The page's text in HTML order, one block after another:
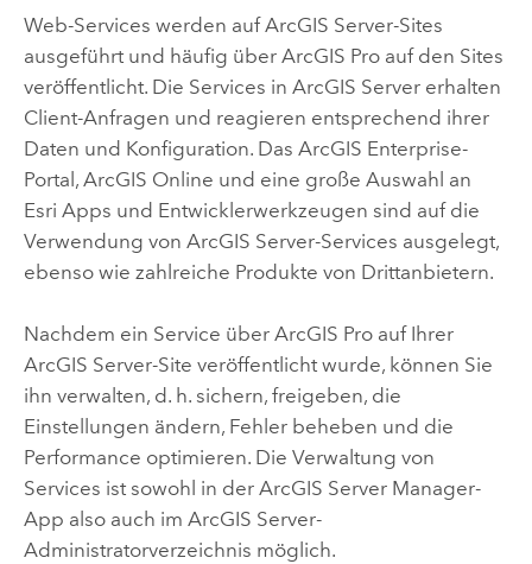
Web-Services werden aufArcGIS Server-Sites
ausgeführt und häufig über ArcGIS Proauf den Sites
veröffentlicht. Die Services in ArcGIS Servererhalten
Client-Anfragen und reagieren entsprechend ihrer
Daten und Konfiguration. Das ArcGIS Enterprise-
Portal, ArcGIS Online und eine große Auswahl an
Esri Apps und Entwicklerwerkzeugen sind auf die
Verwendung von ArcGIS Server-Services ausgelegt,
ebenso wie zahlreiche Produkte von Drittanbietern.
Nachdem ein Service über ArcGIS Proauf Ihrer
ArcGIS Server-Site veröffentlicht wurde, können Sie
ihn verwalten, d. h. sichern, freigeben, die
Einstellungen ändern, Fehler beheben und die
Performance optimieren. Die Verwaltung von
Services ist sowohl in der ArcGIS ServerManager-
App also auch im ArcGIS Server-
Administratorverzeichnis möglich.